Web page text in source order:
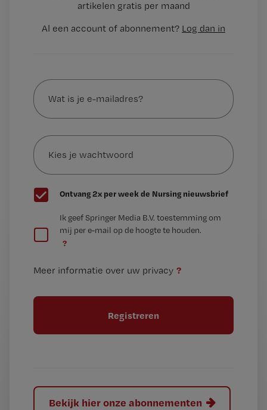
artikelen gratis per maand
Al een account of abonnement? Log dan in
Wat
is
je
mailadres?
Kies
je
wachtwoord
G
e
t
Ontvang 2x per week de Nursing nieuwsbrief
e
t
l
Ik geef Springer Media B.V. toestemming om
mij per e-mail op de hoogte te houden.
?
Meer informatie over uw privacy ?
Bekijk hier onze abonnementen